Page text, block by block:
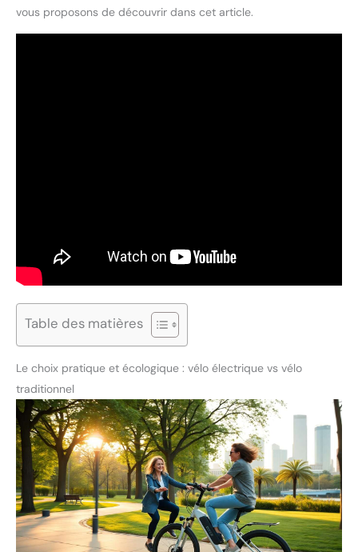
vous proposons de découvrir dans cet article.
Table des matières
Le choix pratique et écologique : vélo électrique vs vélo
traditionnel